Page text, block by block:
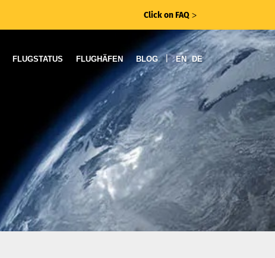
Click on FAQ ᐳ
FLUGSTATUS FLUGHÄFEN BLOG | EN DE